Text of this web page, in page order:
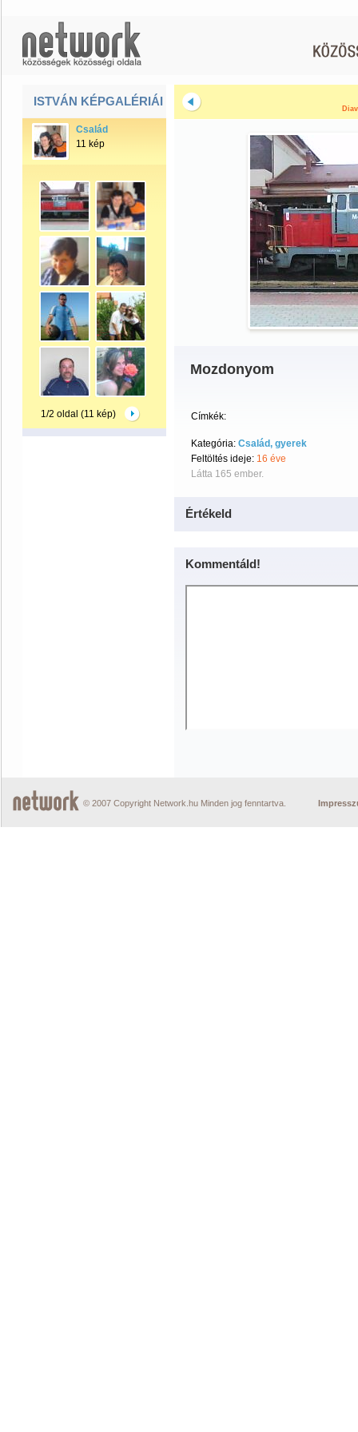
ISTVÁN KÉPGALÉRIÁI
Család
11 kép
1/2 oldal (11 kép)
Mozdonyom
Címkék:
Kategória: Család, gyerek
Feltöltés ideje: 16 éve
Látta 165 ember.
Értékeld
Kommentáld!
© 2007 Copyright Network.hu Minden jog fenntartva.